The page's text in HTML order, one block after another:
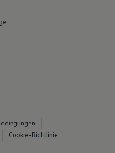
Cookie-Richtlinie